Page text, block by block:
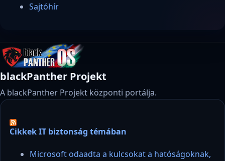
Sajtóhír
blackPanther Projekt
A blackPanther Projekt központi portálja.
Cikkek IT biztonság témában
Microsoft odaadta a kulcsokat a hatóságoknak,